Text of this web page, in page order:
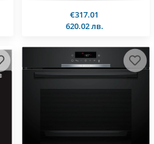
€317.01
620.02 лв.